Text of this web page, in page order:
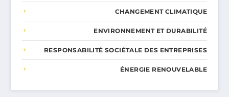
CHANGEMENT CLIMATIQUE
ENVIRONNEMENT ET DURABILITÉ
RESPONSABILITÉ SOCIÉTALE DES ENTREPRISES
ÉNERGIE RENOUVELABLE